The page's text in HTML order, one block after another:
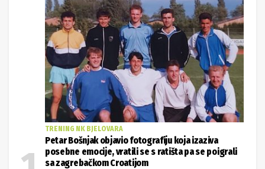
TRENING NK BJELOVARA
Petar Bošnjak objavio fotografiju koja izaziva
posebne emocije, vratili se s ratišta pa se poigrali
sa zagrebačkom Croatijom